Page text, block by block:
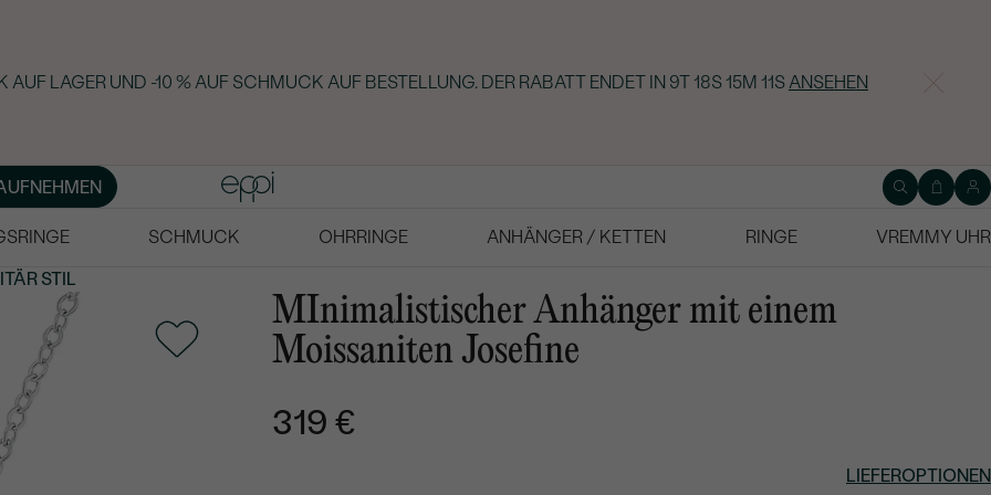
LAGER UND -10 % AUF SCHMUCK AUF BESTELLUNG. DER RABATT ENDET IN 9T 18S 15M 10S ANSEHEN
SCHMUCK OHRRINGE ANHÄNGER / KETTEN RINGE
VREMMY UHR
STIL
MInimalistischer Anhänger mit einem
Moissaniten Josefine
319 €
LIEFEROPTIONEN